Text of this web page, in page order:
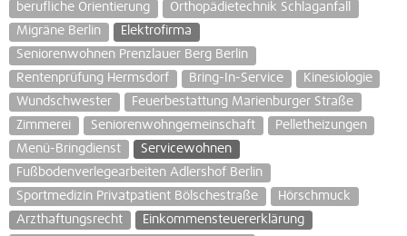
berufliche Orientierung
Orthopädietechnik Schlaganfall
Migräne Berlin
Elektrofirma
Seniorenwohnen Prenzlauer Berg Berlin
Rentenprüfung Hermsdorf
Bring-In-Service
Kinesiologie
Wundschwester
Feuerbestattung Marienburger Straße
Zimmerei
Seniorenwohngemeinschaft
Pelletheizungen
Menü-Bringdienst
Servicewohnen
Fußbodenverlegearbeiten Adlershof Berlin
Sportmedizin Privatpatient Bölschestraße
Hörschmuck
Arzthaftungsrecht
Einkommensteuererklärung